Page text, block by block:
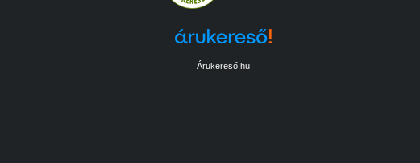
Árukereső.hu